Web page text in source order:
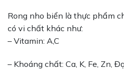
Rong nho biển là thực phẩm
có vi chất khác như:
– Vitamin: A,C
– Khoáng chất: Ca, K, Fe, Zn,